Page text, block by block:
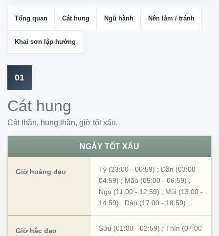
Tổng quan Cát hung Ngũ hành Nên làm / tránh
Khai sơn lập hướng
01
Cát hung
Cát thần, hung thần, giờ tốt xấu.
NGÀY TỐT XẤU
Giờ hoàng đạo Tý (23:00 - 00:59) ; Dần (03:00 -
04:59) ; Mão (05:00 - 06:59) ;
Ngọ (11:00 - 12:59) ; Mùi (13:00 -
14:59) ; Dậu (17:00 - 18:59) ;
Giờ hắc đạo Sửu (01:00 - 02:59) ; Thìn (07:00